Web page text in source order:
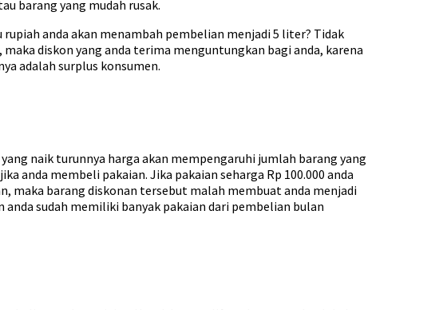
barang yang mudah rusak.
anda akan menambah pembelian menjadi 5 liter? Tidak
diskon yang anda terima menguntungkan bagi anda, karena
adalah surplus konsumen.
naik turunnya harga akan mempengaruhi jumlah barang yang
anda membeli pakaian. Jika pakaian seharga Rp 100.000 anda
maka barang diskonan tersebut malah membuat anda menjadi
sudah memiliki banyak pakaian dari pembelian bulan